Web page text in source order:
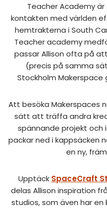
Teacher Academy
kontakten med världen
hemtrakterna i South
Teacher academy
passar Allison ofta på
(precis på samma
Stockholm Makerspace
Att besöka Makerspaces
sätt att träffa andra
spännande projekt och
packar ned i kappsäcken
en ny,
Upptäck SpaceCraft
delas Allison inspiration
studios, som även har en